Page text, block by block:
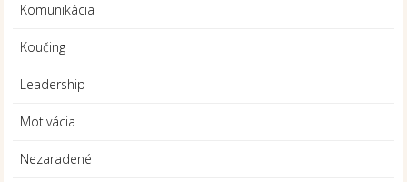
Komunikácia
Koučing
Leadership
Motivácia
Nezaradené